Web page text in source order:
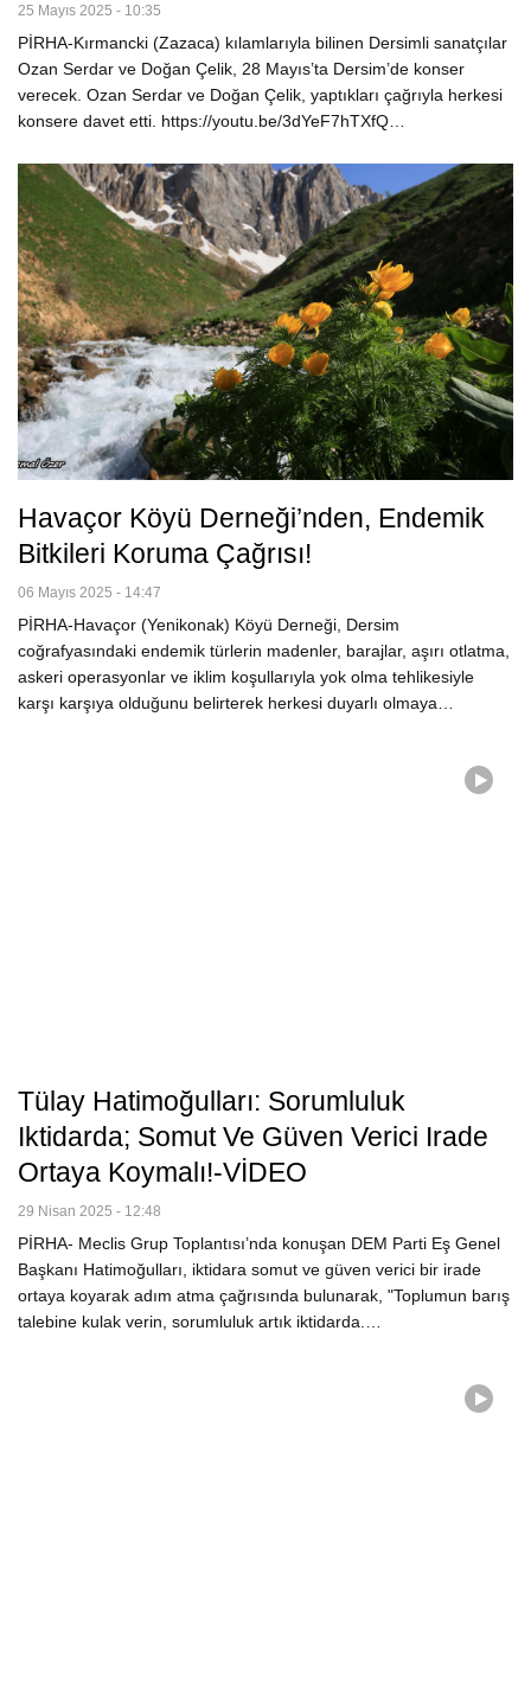
25 Mayıs 2025 - 10:35
PİRHA-Kırmancki (Zazaca) kılamlarıyla bilinen Dersimli sanatçılar
Ozan Serdar ve Doğan Çelik, 28 Mayıs’ta Dersim’de konser
verecek. Ozan Serdar ve Doğan Çelik, yaptıkları çağrıyla herkesi
konsere davet etti. https://youtu.be/3dYeF7hTXfQ…
Havaçor Köyü Derneği’nden, Endemik
Bitkileri Koruma Çağrısı!
06 Mayıs 2025 - 14:47
PİRHA-Havaçor (Yenikonak) Köyü Derneği, Dersim
coğrafyasındaki endemik türlerin madenler, barajlar, aşırı otlatma,
askeri operasyonlar ve iklim koşullarıyla yok olma tehlikesiyle
karşı karşıya olduğunu belirterek herkesi duyarlı olmaya…
Tülay Hatimoğulları: Sorumluluk
Iktidarda; Somut Ve Güven Verici Irade
Ortaya Koymalı!-VİDEO
29 Nisan 2025 - 12:48
PİRHA- Meclis Grup Toplantısı’nda konuşan DEM Parti Eş Genel
Başkanı Hatimoğulları, iktidara somut ve güven verici bir irade
ortaya koyarak adım atma çağrısında bulunarak, "Toplumun barış
talebine kulak verin, sorumluluk artık iktidarda.…